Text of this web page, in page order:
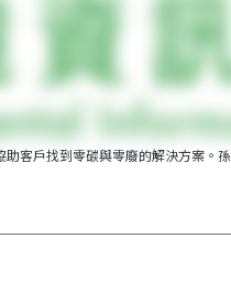
客戶找到零碳與零廢的解決方案。